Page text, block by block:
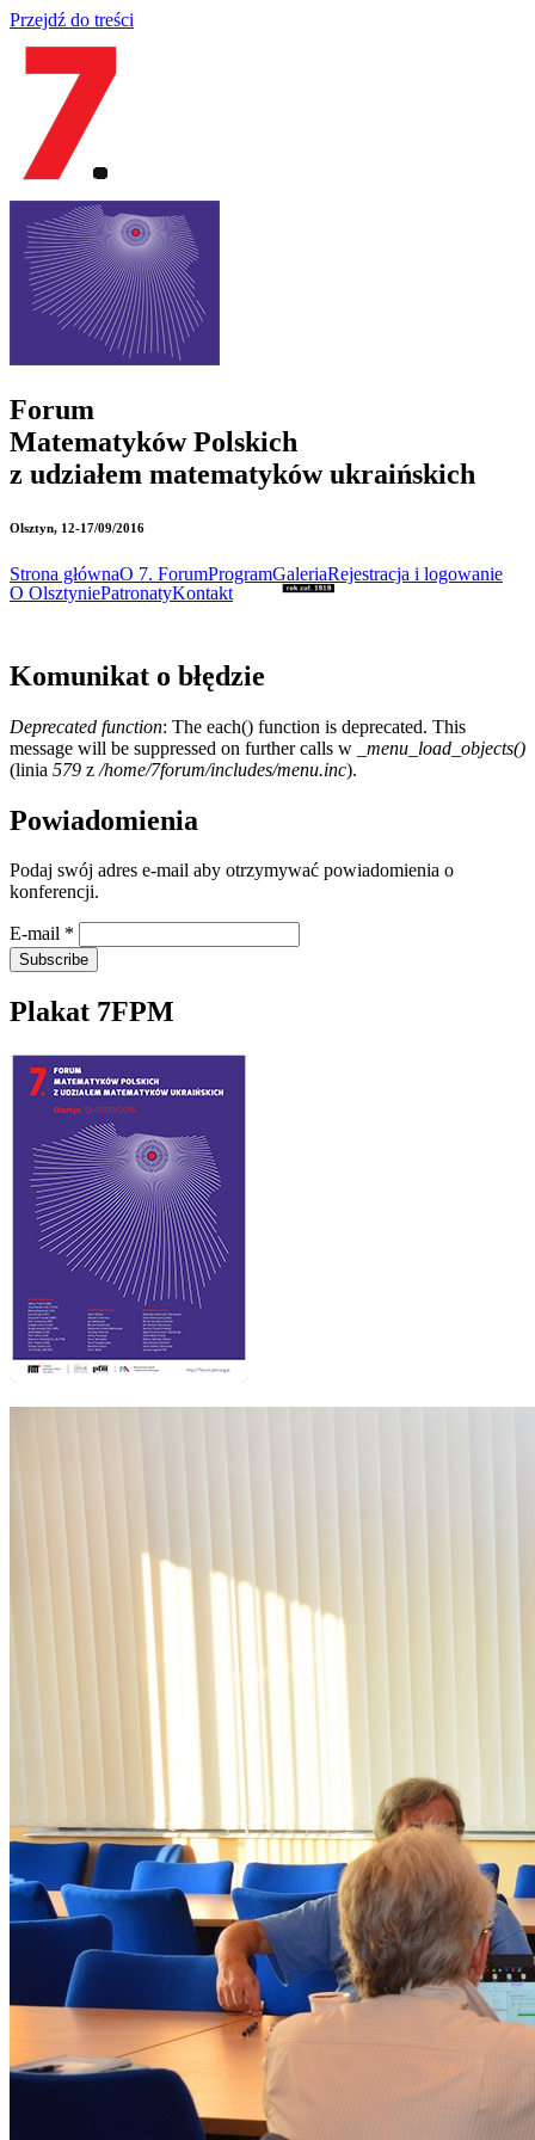
Przejdź do treści
Forum
Matematyków Polskich
z udziałem matematyków ukraińskich
Olsztyn, 12-17/09/2016
Strona głównaO 7. ForumProgramGaleriaRejestracja i logowanie
O OlsztyniePatronatyKontakt
Komunikat o błędzie
Deprecated function: The each() function is deprecated. This
message will be suppressed on further calls w
_menu_load_objects()
(linia 579 z /home/7forum/includes/menu.inc).
Powiadomienia
Podaj swój adres e-mail aby otrzymywać powiadomienia o
konferencji.
E-mail *
Plakat 7FPM